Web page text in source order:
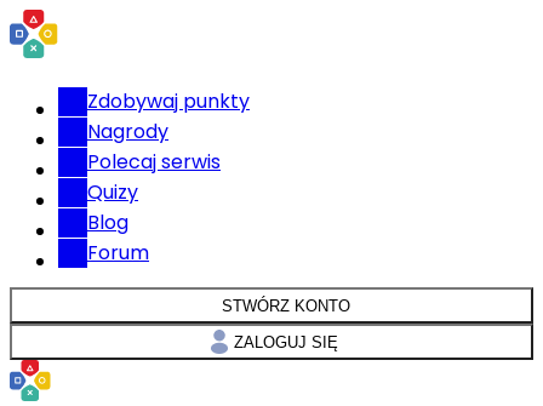
Zdobywaj punkty
Nagrody
Polecaj serwis
Quizy
Blog
Forum
STWÓRZ KONTO
ZALOGUJ SIĘ